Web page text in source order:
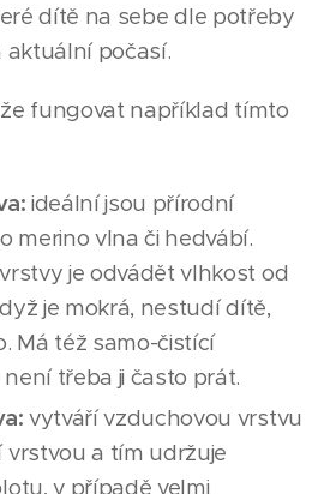
dítě na sebe dle potřeby
počasí.
fungovat například tímto
ideální jsou přírodní
merino vlna či hedvábí.
je odvádět vlhkost od
je mokrá, nestudí dítě,
Má též samo-čistící
třeba ji často prát.
vytváří vzduchovou vrstvu
vrstvou a tím udržuje
v případě velmi